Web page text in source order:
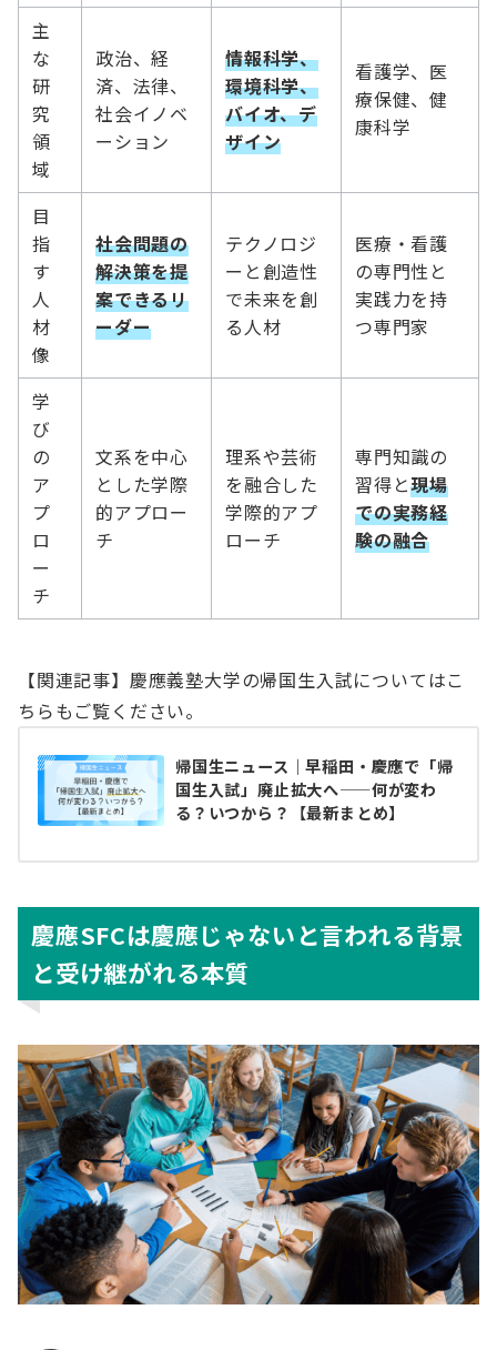
主
な
研
究
領
域
政治、経
済、法律、
社会イノベ
ーション
情報科学、
環境科学、
バイオ、デ
ザイン
看護学、医
療保健、健
康科学
目
指
す
人
材
像
社会問題の
解決策を提
案できるリ
ーダー
テクノロジ
ーと創造性
で未来を創
る人材
医療・看護
の専門性と
実践力を持
つ専門家
学
び
の
ア
プ
ロ
ー
チ
文系を中心
とした学際
的アプロー
チ
理系や芸術
を融合した
学際的アプ
ローチ
専門知識の
習得と現場
での実務経
験の融合
【関連記事】慶應義塾大学の帰国生入試についてはこ
ちらもご覧ください。
帰国生ニュース｜早稲田・慶應で「帰
国生入試」廃止拡大へ——何が変わ
る？いつから？【最新まとめ】
慶應SFCは慶應じゃないと言われる背景
と受け継がれる本質